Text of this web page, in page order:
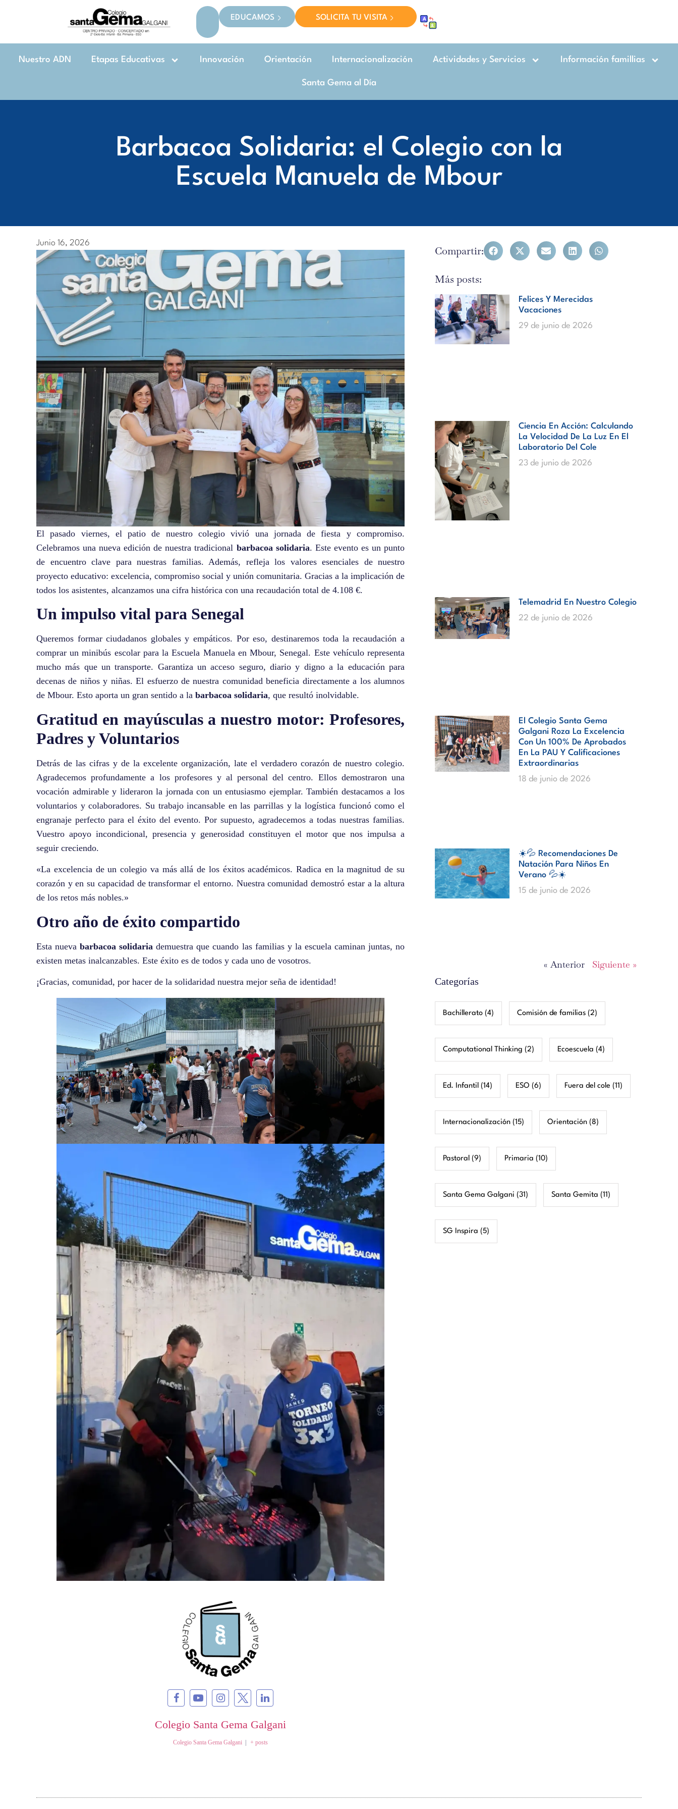
EDUCAMOS SOLICITA TU VISITA
Nuestro ADN Etapas Educativas Innovación Orientación Internacionalización Actividades y Servicios Información famillias
Santa Gema al Día
Barbacoa Solidaria: el Colegio con la
Escuela Manuela de Mbour
Junio 16, 2026
El pasado viernes, el patio de nuestro colegio vivió una jornada de fiesta y compromiso.
Celebramos una nueva edición de nuestra tradicional barbacoa solidaria. Este evento es un punto
de encuentro clave para nuestras familias. Además, refleja los valores esenciales de nuestro
proyecto educativo: excelencia, compromiso social y unión comunitaria. Gracias a la implicación de
todos los asistentes, alcanzamos una cifra histórica con una recaudación total de 4.108 €.
Un impulso vital para Senegal
Queremos formar ciudadanos globales y empáticos. Por eso, destinaremos toda la recaudación a
comprar un minibús escolar para la Escuela Manuela en Mbour, Senegal. Este vehículo representa
mucho más que un transporte. Garantiza un acceso seguro, diario y digno a la educación para
decenas de niños y niñas. El esfuerzo de nuestra comunidad beneficia directamente a los alumnos
de Mbour. Esto aporta un gran sentido a la barbacoa solidaria, que resultó inolvidable.
Gratitud en mayúsculas a nuestro motor: Profesores,
Padres y Voluntarios
Detrás de las cifras y de la excelente organización, late el verdadero corazón de nuestro colegio.
Agradecemos profundamente a los profesores y al personal del centro. Ellos demostraron una
vocación admirable y lideraron la jornada con un entusiasmo ejemplar. También destacamos a los
voluntarios y colaboradores. Su trabajo incansable en las parrillas y la logística funcionó como el
engranaje perfecto para el éxito del evento. Por supuesto, agradecemos a todas nuestras familias.
Vuestro apoyo incondicional, presencia y generosidad constituyen el motor que nos impulsa a
seguir creciendo.
«La excelencia de un colegio va más allá de los éxitos académicos. Radica en la magnitud de su
corazón y en su capacidad de transformar el entorno. Nuestra comunidad demostró estar a la altura
de los retos más nobles.»
Otro año de éxito compartido
Esta nuevabarbacoa solidaria demuestra que cuando las familias y la escuela caminan juntas, no
existen metas inalcanzables. Este éxito es de todos y cada uno de vosotros.
¡Gracias, comunidad, por hacer de la solidaridad nuestra mejor seña de identidad!
Colegio Santa Gema Galgani
Colegio Santa Gema Galgani + posts
Compartir:
Más posts:
Felices Y Merecidas
Vacaciones
29 de junio de 2026
Ciencia En Acción: Calculando
La Velocidad De La Luz En El
Laboratorio Del Cole
23 de junio de 2026
Telemadrid En Nuestro Colegio
22 de junio de 2026
El Colegio Santa Gema
Galgani Roza La Excelencia
Con Un 100% De Aprobados
En La PAU Y Calificaciones
Extraordinarias
18 de junio de 2026
☀️💦 Recomendaciones De
Natación Para Niños En
Verano 💦☀️
15 de junio de 2026
« Anterior Siguiente »
Categorías
Bachillerato (4) Comisión de familias (2)
Computational Thinking (2) Ecoescuela (4)
Ed. Infantil (14) ESO (6) Fuera del cole (11)
Internacionalización (15) Orientación (8)
Pastoral (9) Primaria (10)
Santa Gema Galgani (31) Santa Gemita (11)
SG Inspira (5)